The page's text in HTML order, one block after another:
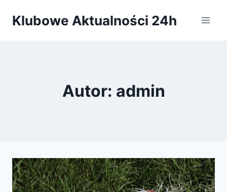
Klubowe Aktualności 24h
Autor: admin